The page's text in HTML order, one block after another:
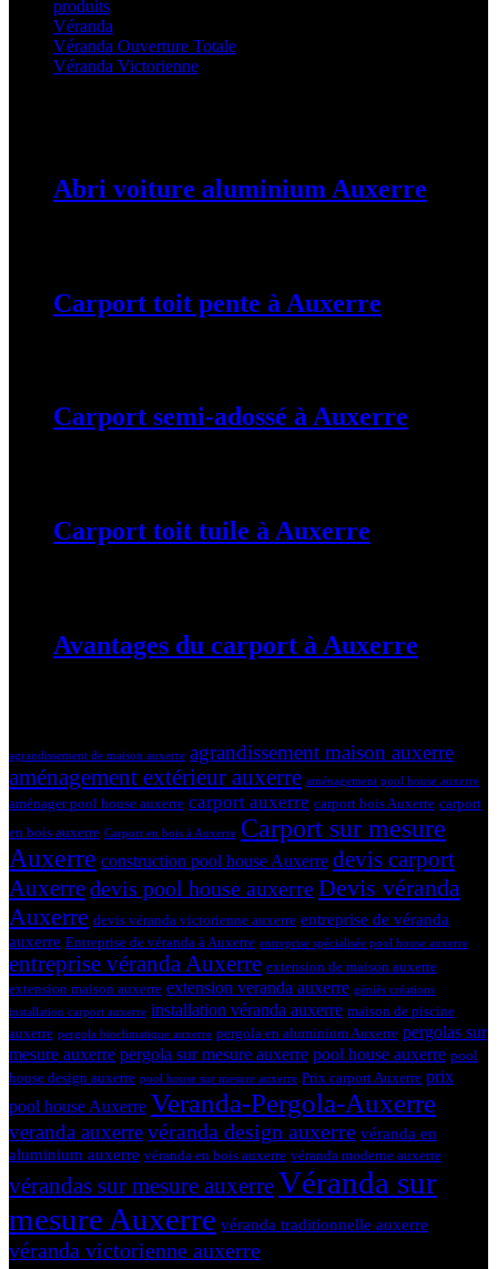
produits
Véranda
Véranda Ouverture Totale
Véranda Victorienne
Abri voiture aluminium Auxerre
Carport toit pente à Auxerre
Carport semi-adossé à Auxerre
Carport toit tuile à Auxerre
Avantages du carport à Auxerre
agrandissement de maison auxerre agrandissement maison auxerre
aménagement extérieur auxerre aménagement pool house auxerre
aménager pool house auxerre carport auxerre carport bois Auxerre carport
en bois auxerre Carport en bois à Auxerre Carport sur mesure
Auxerre construction pool house Auxerre devis carport
Auxerredevis pool house auxerreDevis véranda
Auxerre devis véranda victorienne auxerre entreprise de véranda
auxerre Entreprise de véranda à Auxerre entreprise spécialisée pool house auxerre
entreprise véranda Auxerre extension de maison auxerre
extension maison auxerre extension veranda auxerre géniès créations
installation carport auxerre installation véranda auxerre maison de piscine
auxerre pergola bioclimatique auxerre pergola en aluminium Auxerre pergolas sur
mesure auxerre pergola sur mesure auxerre pool house auxerre pool
house design auxerre pool house sur mesure auxerre Prix carport Auxerre prix
pool house Auxerre Veranda-Pergola-Auxerre
veranda auxerrevéranda design auxerre véranda en
aluminium auxerre véranda en bois auxerre véranda moderne auxerre
vérandas sur mesure auxerreVéranda sur
mesure Auxerre véranda traditionnelle auxerre
véranda victorienne auxerre